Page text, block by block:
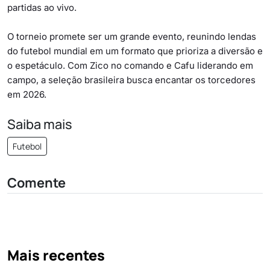
partidas ao vivo.
O torneio promete ser um grande evento, reunindo lendas
do futebol mundial em um formato que prioriza a diversão e
o espetáculo. Com Zico no comando e Cafu liderando em
campo, a seleção brasileira busca encantar os torcedores
em 2026.
Saiba mais
Futebol
Comente
Mais recentes